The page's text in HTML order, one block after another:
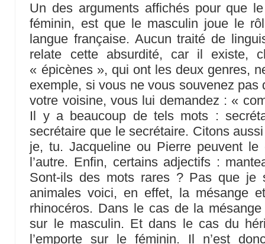
Un des arguments affichés pour que
féminin, est que le masculin joue le
langue française. Aucun traité de
relate cette absurdité, car il existe,
« épicènes », qui ont les deux genres,
exemple, si vous ne vous souvenez
votre voisine, vous lui demandez : «
Il y a beaucoup de tels mots :
secrétaire que le secrétaire. Citons
je, tu. Jacqueline ou Pierre peuvent
l’autre. Enfin, certains adjectifs :
Sont-ils des mots rares ? Pas que je
animales voici, en effet, la mésange
rhinocéros. Dans le cas de la
sur le masculin. Et dans le cas du
l’emporte sur le féminin. Il n’est